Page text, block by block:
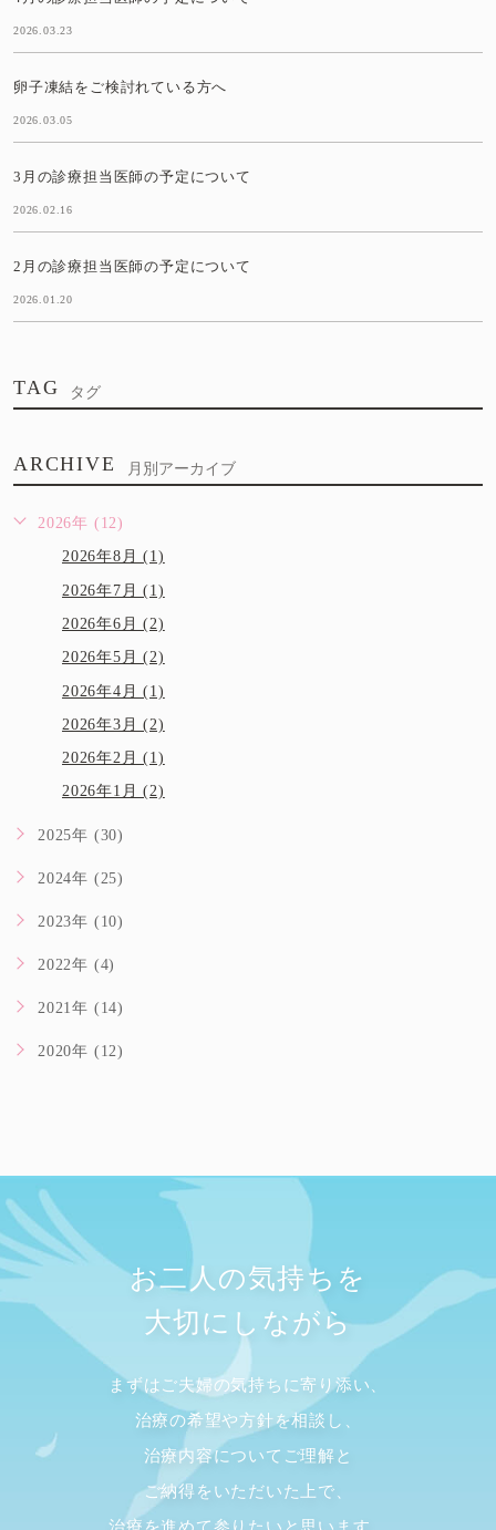
2026.03.23
卵子凍結をご検討れている方へ
2026.03.05
3月の診療担当医師の予定について
2026.02.16
2月の診療担当医師の予定について
2026.01.20
TAG タグ
ARCHIVE 月別アーカイブ
2026年 (12)
2026年8月 (1)
2026年7月 (1)
2026年6月 (2)
2026年5月 (2)
2026年4月 (1)
2026年3月 (2)
2026年2月 (1)
2026年1月 (2)
2025年 (30)
2024年 (25)
2023年 (10)
2022年 (4)
2021年 (14)
2020年 (12)
お二人の気持ちを
大切にしながら
まずはご夫婦の気持ちに寄り添い、
治療の希望や方針を相談し、
治療内容についてご理解と
ご納得をいただいた上で、
治療を進めて参りたいと思います。